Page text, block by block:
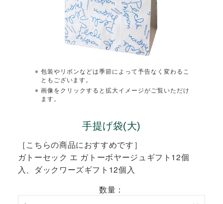
包装やリボンなどは季節によって予告なく変わるこ
ともございます。
画像をクリックすると拡大イメージがご覧いただけ
ます。
手提げ袋(大)
［こちらの商品におすすめです］
ガトーセック エ ガトーボヤージュギフト12個
入、ダックワーズギフト12個入
数量：